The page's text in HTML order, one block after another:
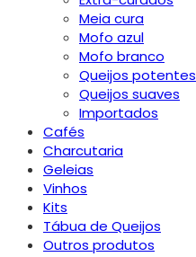
Meia cura
Mofo azul
Mofo branco
Queijos potentes
Queijos suaves
Importados
Cafés
Charcutaria
Geleias
Vinhos
Kits
Tábua de Queijos
Outros produtos